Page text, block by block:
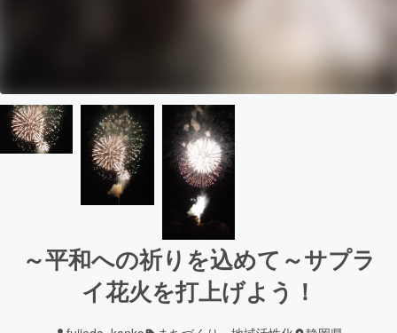
～平和への祈りを込めて～サプラ
イ花火を打上げよう！